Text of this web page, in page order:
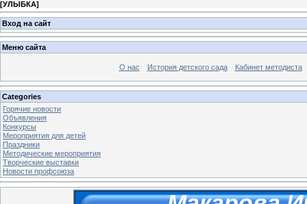
[УЛЫБКА]
Вход на сайт
Меню сайта
О нас История детского сада Кабинет методиста
Categories
Горячие новости
Объявления
Конкурсы
Мероприятия для детей
Праздники
Методические мероприятия
Творческие выставки
Новости профсоюза